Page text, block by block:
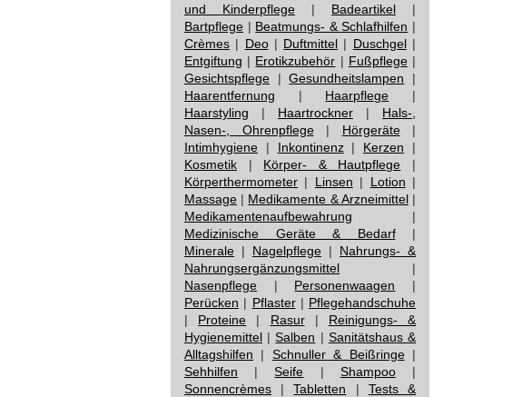
und Kinderpflege | Badeartikel |
Bartpflege | Beatmungs- & Schlafhilfen |
Crèmes | Deo| Duftmittel | Duschgel|
Entgiftung | Erotikzubehör | Fußpflege|
Gesichtspflege |Gesundheitslampen |
Haarentfernung | Haarpflege |
Haarstyling | Haartrockner | Hals-,
Nasen-, Ohrenpflege| Hörgeräte|
Intimhygiene | Inkontinenz| Kerzen |
Kosmetik | Körper- & Hautpflege |
Körperthermometer | Linsen | Lotion |
Massage | Medikamente & Arzneimittel|
Medikamentenaufbewahrung |
Medizinische Geräte & Bedarf|
Minerale | Nagelpflege | Nahrungs- &
Nahrungsergänzungsmittel |
Nasenpflege | Personenwaagen |
Perücken | Pflaster| Pflegehandschuhe
| Proteine | Rasur| Reinigungs- &
Hygienemittel |Salben | Sanitätshaus &
Alltagshilfen | Schnuller & Beißringe|
Sehhilfen |Seife | Shampoo|
Sonnencrèmes |Tabletten | Tests &